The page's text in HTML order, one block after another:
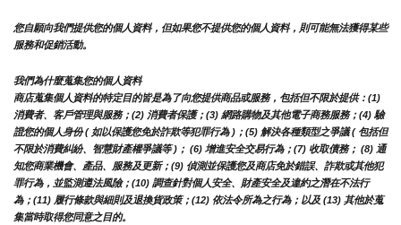
您自願向我們提供您的個人資料，但如果您不提供您的個人資料，則可能無法獲得某些
服務和促銷活動。
我們為什麼蒐集您的個人資料
商店蒐集個人資料的特定目的皆是為了向您提供商品或服務，包括但不限於提供：(1)
消費者、客戶管理與服務；(2) 消費者保護；(3) 網路購物及其他電子商務服務；(4) 驗
證您的個人身份 ( 如以保護您免於詐欺等犯罪行為 )；(5) 解決各種類型之爭議 ( 包括但
不限於消費糾紛、智慧財產權爭議等 )； (6) 增進安全交易行為；(7) 收取債務； (8) 通
知您商業機會、產品、服務及更新；(9) 偵測並保護您及商店免於錯誤、詐欺或其他犯
罪行為，並監測遵法風險；(10) 調查針對個人安全、財產安全及違約之潛在不法行
為；(11) 履行條款與細則及退換貨政策；(12) 依法令所為之行為；以及 (13) 其他於蒐
集當時取得您同意之目的。